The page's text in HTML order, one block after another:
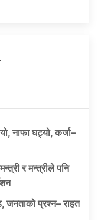
नाफा घट्यो, कर्जा–
र मन्त्रीले पनि
प्रश्न– राहत